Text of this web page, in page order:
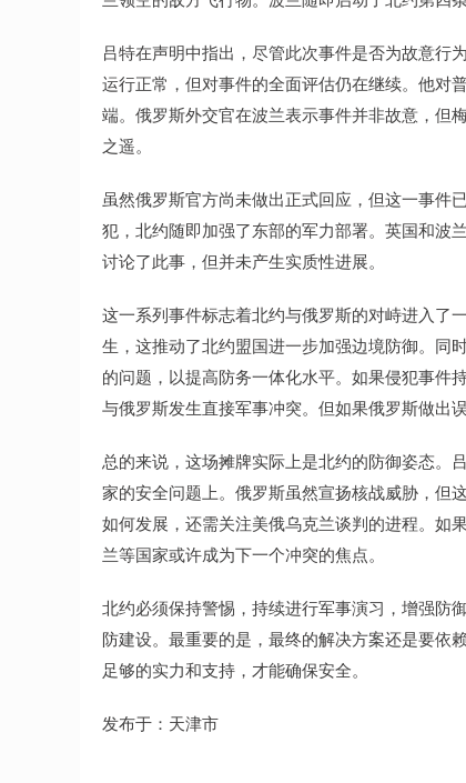
吕特在声明中指出，尽管此次事件是否为故意行
运行正常，但对事件的全面评估仍在继续。他对
端。俄罗斯外交官在波兰表示事件并非故意，但
之遥。
虽然俄罗斯官方尚未做出正式回应，但这一事件
犯，北约随即加强了东部的军力部署。英国和波
讨论了此事，但并未产生实质性进展。
这一系列事件标志着北约与俄罗斯的对峙进入了
生，这推动了北约盟国进一步加强边境防御。同
的问题，以提高防务一体化水平。如果侵犯事件
与俄罗斯发生直接军事冲突。但如果俄罗斯做出
总的来说，这场摊牌实际上是北约的防御姿态。
家的安全问题上。俄罗斯虽然宣扬核战威胁，但
如何发展，还需关注美俄乌克兰谈判的进程。如
兰等国家或许成为下一个冲突的焦点。
北约必须保持警惕，持续进行军事演习，增强防
防建设。最重要的是，最终的解决方案还是要依
足够的实力和支持，才能确保安全。
发布于：天津市